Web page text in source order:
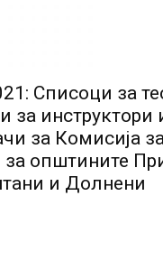
Списоци за
за инструктори
за Комисија
за општините
и Долнени